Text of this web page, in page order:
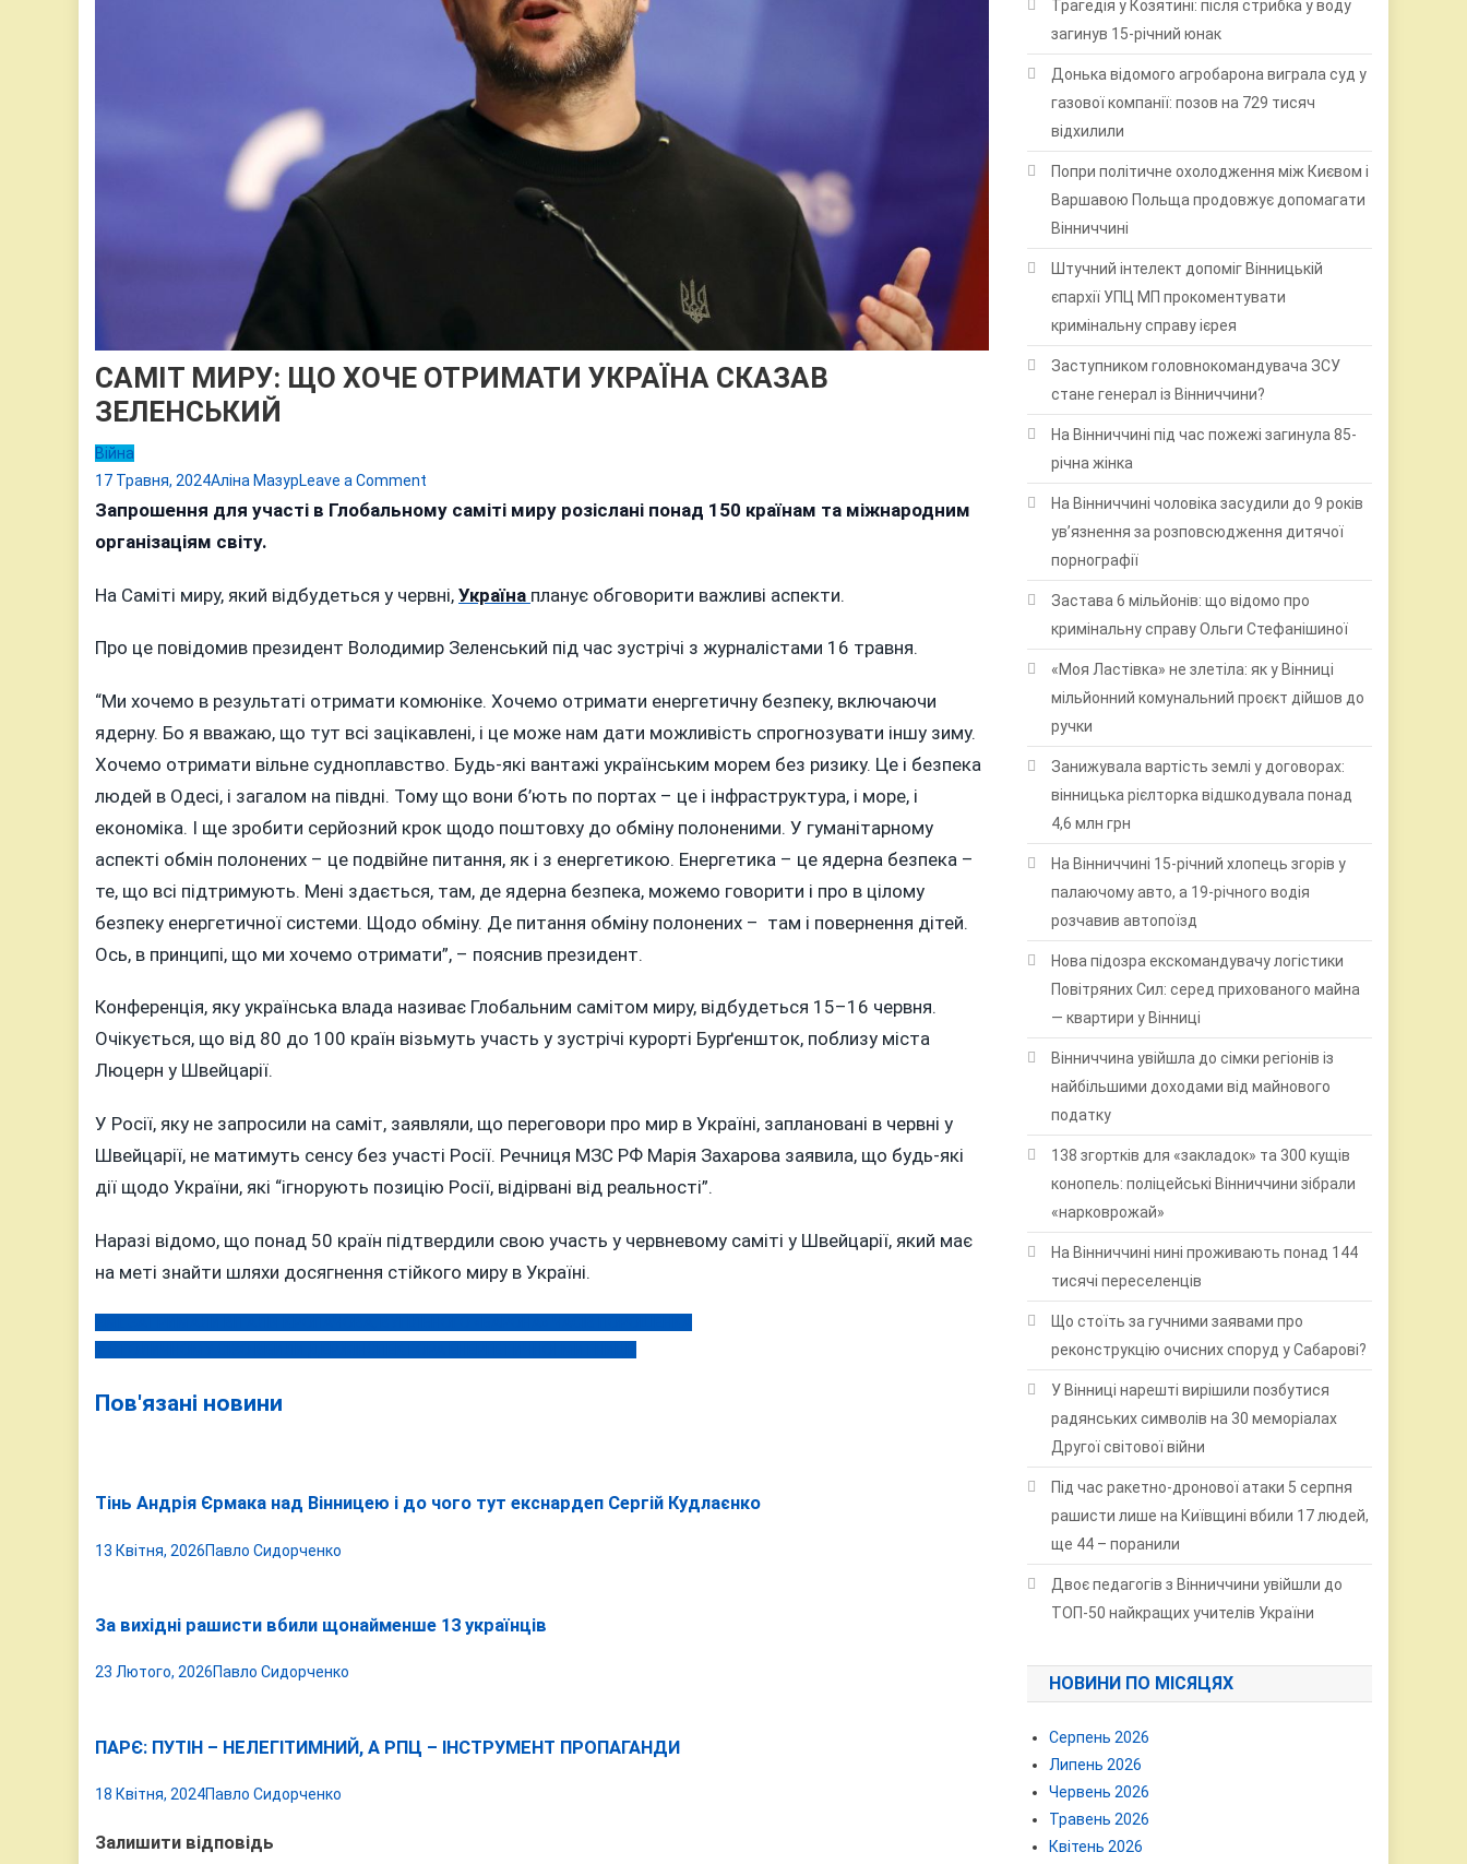
САМІТ МИРУ: ЩО ХОЧЕ ОТРИМАТИ УКРАЇНА СКАЗАВ
ЗЕЛЕНСЬКИЙ
Війна
17 Травня, 2024Аліна МазурLeave a Comment
САМІТ
ХОЧЕ
УКРАЇНА
ЗЕЛЕНСЬКИЙ
Запрошення для участі в Глобальному саміті миру розіслані понад 150 країнам та міжнародним
організаціям світу.
На Саміті миру, який відбудеться у червні, Україна планує обговорити важливі аспекти.
Про це повідомив президент Володимир Зеленський під час зустрічі з журналістами 16 травня.
“Ми хочемо в результаті отримати комюніке. Хочемо отримати енергетичну безпеку, включаючи
ядерну. Бо я вважаю, що тут всі зацікавлені, і це може нам дати можливість спрогнозувати іншу зиму.
Хочемо отримати вільне судноплавство. Будь-які вантажі українським морем без ризику. Це і безпека
людей в Одесі, і загалом на півдні. Тому що вони б’ють по портах – це і інфраструктура, і море, і
економіка. І ще зробити серйозний крок щодо поштовху до обміну полоненими. У гуманітарному
аспекті обмін полонених – це подвійне питання, як і з енергетикою. Енергетика – це ядерна безпека –
те, що всі підтримують. Мені здається, там, де ядерна безпека, можемо говорити і про в цілому
безпеку енергетичної системи. Щодо обміну. Де питання обміну полонених – там і повернення дітей.
Ось, в принципі, що ми хочемо отримати”, – пояснив президент.
Конференція, яку українська влада називає Глобальним самітом миру, відбудеться 15–16 червня.
Очікується, що від 80 до 100 країн візьмуть участь у зустрічі курорті Бурґеншток, поблизу міста
Люцерн у Швейцарії.
У Росії, яку не запросили на саміт, заявляли, що переговори про мир в Україні, заплановані в червні у
Швейцарії, не матимуть сенсу без участі Росії. Речниця МЗС РФ Марія Захарова заявила, що будь-які
дії щодо України, які “ігнорують позицію Росії, відірвані від реальності”.
Наразі відомо, що понад 50 країн підтвердили свою участь у червневому саміті у Швейцарії, який має
на меті знайти шляхи досягнення стійкого миру в Україні.
Навігація
Пов'язані новини
Тінь Андрія Єрмака над Вінницею і до чого тут екснардеп Сергій Кудлаєнко
13 Квітня, 2026Павло Сидорченко
За вихідні рашисти вбили щонайменше 13 українців
23 Лютого, 2026Павло Сидорченко
ПАРЄ: ПУТІН – НЕЛЕГІТИМНИЙ, А РПЦ – ІНСТРУМЕНТ ПРОПАГАНДИ
18 Квітня, 2024Павло Сидорченко
Залишити відповідь
Трагедія у Козятині: після стрибка у воду
загинув 15-річний юнак
Донька відомого агробарона виграла суд у
газової компанії: позов на 729 тисяч
відхилили
Попри політичне охолодження між Києвом і
Варшавою Польща продовжує допомагати
Вінниччині
Штучний інтелект допоміг Вінницькій
єпархії УПЦ МП прокоментувати
кримінальну справу ієрея
Заступником головнокомандувача ЗСУ
стане генерал із Вінниччини?
На Вінниччині під час пожежі загинула 85-
річна жінка
На Вінниччині чоловіка засудили до 9 років
ув’язнення за розповсюдження дитячої
порнографії
Застава 6 мільйонів: що відомо про
кримінальну справу Ольги Стефанішиної
«Моя Ластівка» не злетіла: як у Вінниці
мільйонний комунальний проєкт дійшов до
ручки
Занижувала вартість землі у договорах:
вінницька рієлторка відшкодувала понад
4,6 млн грн
На Вінниччині 15-річний хлопець згорів у
палаючому авто, а 19-річного водія
розчавив автопоїзд
Нова підозра екскомандувачу логістики
Повітряних Сил: серед прихованого майна
— квартири у Вінниці
Вінниччина увійшла до сімки регіонів із
найбільшими доходами від майнового
податку
138 згортків для «закладок» та 300 кущів
конопель: поліцейські Вінниччини зібрали
«нарковрожай»
На Вінниччині нині проживають понад 144
тисячі переселенців
Що стоїть за гучними заявами про
реконструкцію очисних споруд у Сабарові?
У Вінниці нарешті вирішили позбутися
радянських символів на 30 меморіалах
Другої світової війни
Під час ракетно-дронової атаки 5 серпня
рашисти лише на Київщині вбили 17 людей,
ще 44 – поранили
Двоє педагогів з Вінниччини увійшли до
ТОП-50 найкращих учителів України
НОВИНИ ПО МІСЯЦЯХ
Серпень 2026
Липень 2026
Червень 2026
Травень 2026
Квітень 2026